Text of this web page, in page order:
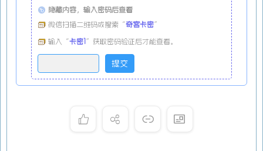
隐藏内容，输入密码后查看
微信扫描二维码或搜索“奇客卡密”
输入“卡密1 ”获取密码验证后才能查看。